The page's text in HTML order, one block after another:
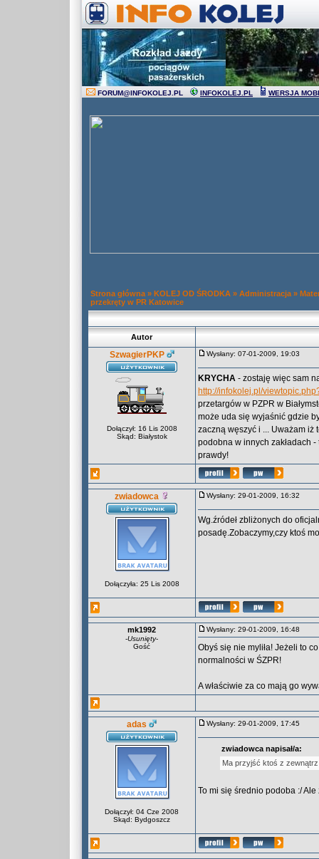
FORUM@INFOKOLEJ.PL INFOKOLEJ.PL WERSJA
Strona główna » KOLEJ OD ŚRODKA » Administracja »
przekręty w PR Katowice
Autor
SzwagierPKP
Dołączył: 16 Lis 2008
Skąd: Białystok
Wysłany: 07-01-2009, 19:03
KRYCHA - zostaję więc sam
http://infokolej.pl/
przetargów w PZPR w
może uda się wyjaśnić gdzie
zaczną węszyć i ... Uważam
podobna w innych zakładach
prawdy!
zwiadowca
Dołączyła: 25 Lis 2008
Wysłany: 29-01-2009, 16:32
Wg.źródeł zbliżonych do
posadę.Zobaczymy,czy ktoś
mk1992
-Usunięty-
Gość
Wysłany: 29-01-2009, 16:48
Obyś się nie myliła! Jeżeli to
normalności w ŚZPR!
A właściwie za co mają go
adas
Dołączył: 04 Cze 2008
Skąd: Bydgoszcz
Wysłany: 29-01-2009, 17:45
zwiadowca napisał/a:
Ma przyjść ktoś z
To mi się średnio podoba :/